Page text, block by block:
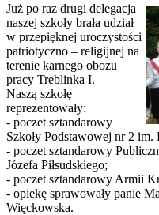
Już po raz drugi delegacja
naszej szkoły brała udział
w przepięknej uroczystości
patriotyczno – religijnej na
terenie karnego obozu
pracy Treblinka I.
Naszą szkołę
reprezentowały:
- poczet sztandarowy
Szkoły Podstawowej nr 2
- poczet sztandarowy
Józefa Piłsudskiego;
- poczet sztandarowy Armii
- opiekę sprawowały panie
Więckowska.